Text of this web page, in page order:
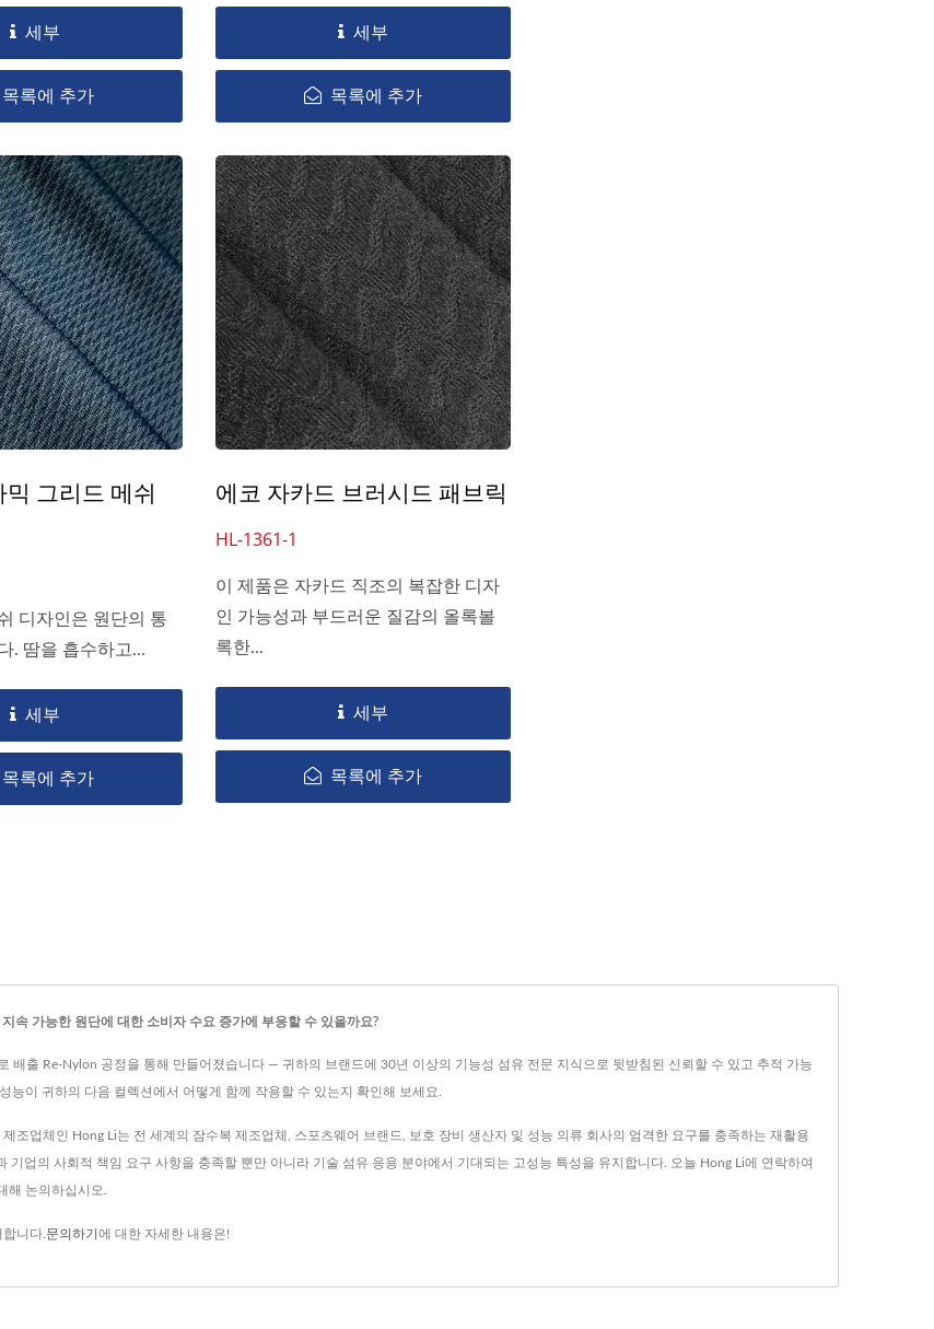
세부
목록에 추가
세부
목록에 추가
그리드 메쉬
디자인은 원단의 통
. 땀을 흡수하고...
세부
목록에 추가
에코 자카드 브러시드 패브릭
HL-1361-1
이 제품은 자카드 직조의 복잡한 디자
인 가능성과 부드러운 질감의 올록볼
록한...
세부
목록에 추가
속 가능한 원단에 대한 소비자 수요 증가에 부응할 수 있을까요?
배출 Re-Nylon 공정을 통해 만들어졌습니다 — 귀하의 브랜드에 30년 이상의 기능성 섬유 전문 지식으로 뒷받침된 신뢰할 수 있고 추적 가능
이 귀하의 다음 컬렉션에서 어떻게 함께 작용할 수 있는지 확인해 보세요.
조업체인 Hong Li는 전 세계의 잠수복 제조업체, 스포츠웨어 브랜드, 보호 장비 생산자 및 성능 의류 회사의 엄격한 요구를 충족하는 재활용
업의 사회적 책임 요구 사항을 충족할 뿐만 아니라 기술 섬유 응용 분야에서 기대되는 고성능 특성을 유지합니다. 오늘 Hong Li에 연락하여
해 논의하십시오.
합니다.문의하기 에 대한 자세한 내용은!